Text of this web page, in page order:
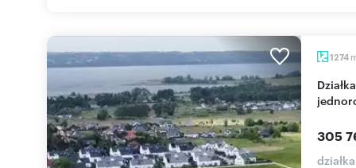
1274
Działka z warunkami zabudowy pod dom
305